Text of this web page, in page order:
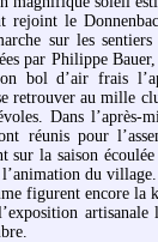
rejoint le
sur les
par Philippe
bol d’air frais
retrouver au mille
Dans l’après-
réunis pour
sur la saison
du village.
figurent encore la